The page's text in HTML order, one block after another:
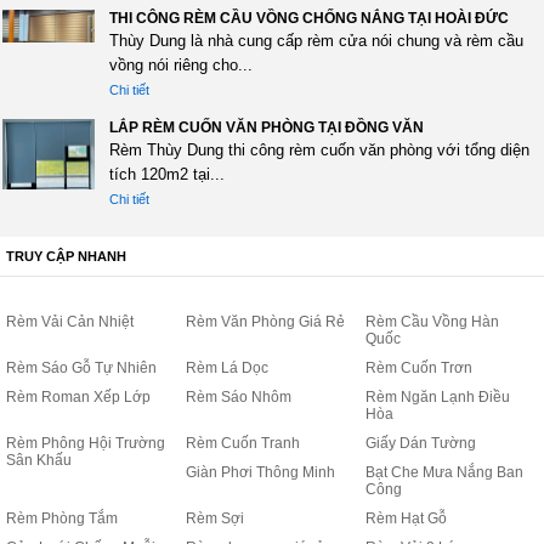
THI CÔNG RÈM CẦU VỒNG CHỐNG NẮNG TẠI HOÀI ĐỨC
Thùy Dung là nhà cung cấp rèm cửa nói chung và rèm cầu
vồng nói riêng cho...
Chi tiết
LẮP RÈM CUỐN VĂN PHÒNG TẠI ĐỒNG VĂN
Rèm Thùy Dung thi công rèm cuốn văn phòng với tổng diện
tích 120m2 tại...
Chi tiết
TRUY CẬP NHANH
Rèm Vải Cản Nhiệt Rèm Văn Phòng Giá Rẻ
Rèm Cầu Vồng Hàn
Quốc
Rèm Sáo Gỗ Tự Nhiên
Rèm Lá Dọc
Rèm Cuốn Trơn
Rèm Roman Xếp Lớp
Rèm Sáo Nhôm
Rèm Ngăn Lạnh Điều
Hòa
Rèm Phông Hội Trường
Sân Khấu
Rèm Cuốn Tranh
Giấy Dán Tường
Giàn Phơi Thông Minh
Bạt Che Mưa Nắng Ban
Công
Rèm Phòng Tắm
Rèm Sợi
Rèm Hạt Gỗ